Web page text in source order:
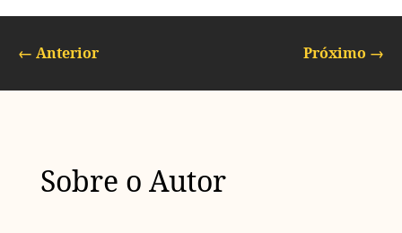
← Anterior Próximo →
Sobre o Autor